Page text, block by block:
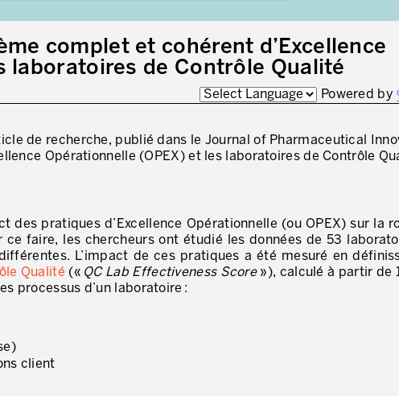
complet et cohérent d’Excellence
laboratoires de Contrôle Qualité
Powered by
de recherche, publié dans le Journal of Pharmaceutical
Opérationnelle (OPEX) et les laboratoires de Contrôle
des pratiques d’Excellence Opérationnelle (ou OPEX) sur la
ce faire, les chercheurs ont étudié les données de 53
L’impact de ces pratiques a été mesuré en
Qualité (« QC Lab Effectiveness Score»), calculé à partir de
processus d’un laboratoire :
client